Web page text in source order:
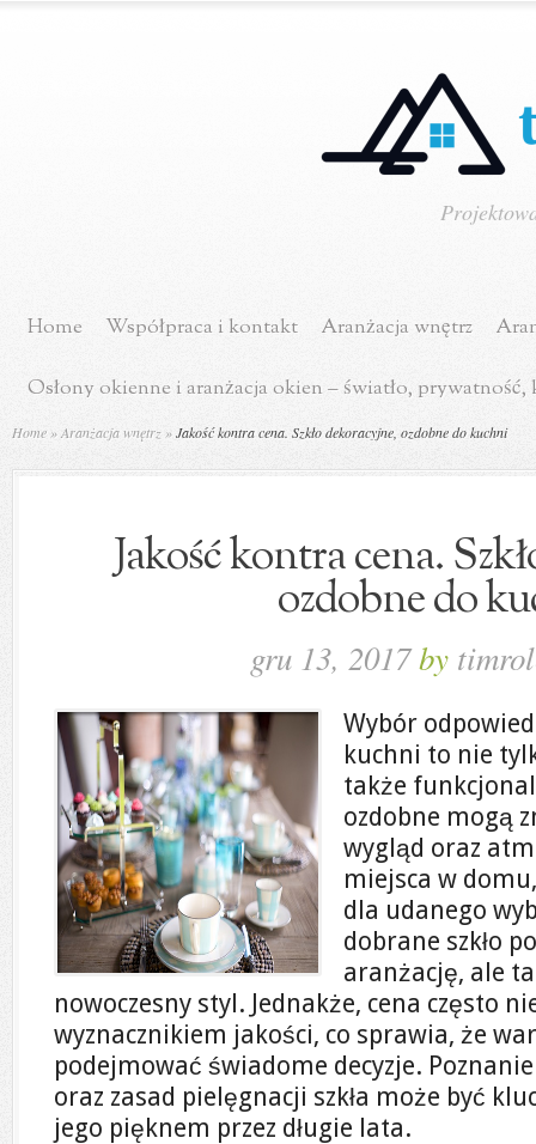
Home Współpraca i kontakt Aranżacja wnętrz
Osłony okienne i aranżacja okien – światło,
Home »Aranżacja wnętrz »Jakość kontra cena. Szkło dekoracyjne, ozdobne do kuchni
Jakość kontra cena.
ozdobne do
gru 13, 2017by
Wybór
kuchni to nie
także
ozdobne mogą
wygląd oraz
miejsca w
dla udanego
dobrane szkło
aranżację, ale
nowoczesny styl. Jednakże, cena często
wyznacznikiem jakości, co sprawia, że
podejmować świadome decyzje.
oraz zasad pielęgnacji szkła może być
jego pięknem przez długie lata.